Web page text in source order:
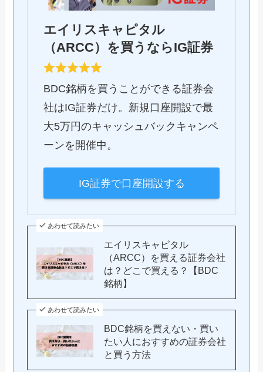
エイリスキャピタル
（ARCC）を買うならIG証券
BDC銘柄を買うことができる証券会
社はIG証券だけ。新規口座開設で最
大5万円のキャッシュバックキャンペ
ーンを開催中。
IG証券で口座開設する
あわせて読みたい
エイリスキャピタル
（ARCC）を買える証券会社
は？どこで買える？【BDC
銘柄】
あわせて読みたい
BDC銘柄を買えない・買い
たい人におすすめの証券会社
と買う方法